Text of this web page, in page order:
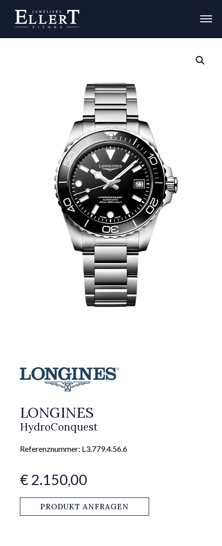
LONGINES
HydroConquest
Referenznummer: L3.779.4.56.6
€ 2.150,00
PRODUKT ANFRAGEN